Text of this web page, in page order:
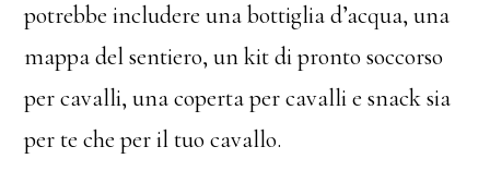
potrebbe includere una bottiglia d’acqua, una
mappa del sentiero, un kit di pronto soccorso
per cavalli, una coperta per cavalli e snack sia
per te che per il tuo cavallo.